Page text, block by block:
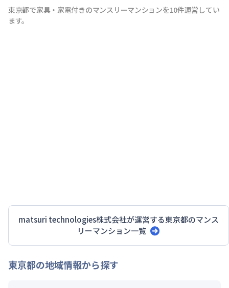
東京都で家具・家電付きのマンスリーマンションを10件運営してい
ます。
matsuri technologies株式会社が運営する東京都のマンス
リーマンション一覧
東京都の地域情報から探す